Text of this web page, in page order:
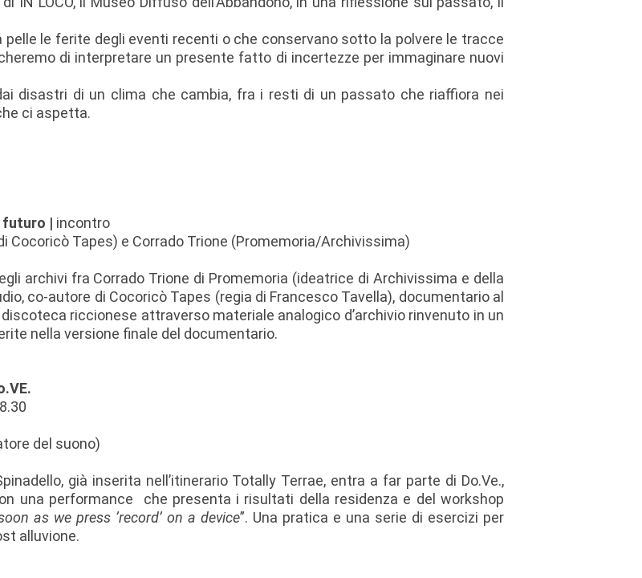
le ferite degli eventi recenti o che conservano sotto la polvere le tracce
di interpretare un presente fatto di incertezze per immaginare nuovi
disastri di un clima che cambia, fra i resti di un passato che riaffiora nei
ci aspetta.
futuro | incontro
Cocoricò Tapes) e Corrado Trione (Promemoria/Archivissima)
archivi fra Corrado Trione di Promemoria (ideatrice di Archivissima e della
co-autore di Cocoricò Tapes (regia di Francesco Tavella), documentario al
riccionese attraverso materiale analogico d’archivio rinvenuto in un
nella versione finale del documentario.
del suono)
già inserita nell’itinerario Totally Terrae, entra a far parte di Do.Ve.,
una performance che presenta i risultati della residenza e del workshop
as we press ’record’ on a device”. Una pratica e una serie di esercizi per
alluvione.